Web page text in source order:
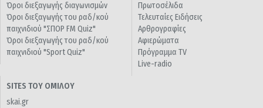
Όροι διεξαγωγής διαγωνισμών
Όροι διεξαγωγής του ραδ/κού
παιχνιδιού "ΣΠΟΡ FM Quiz"
Όροι διεξαγωγής του ραδ/κού
παιχνιδιού "Sport Quiz"
Πρωτοσέλιδα
Τελευταίες Ειδήσεις
Αρθρογραφίες
Αφιερώματα
Πρόγραμμα TV
Live-radio
SITES ΤΟΥ ΟΜΙΛΟΥ
skai.gr